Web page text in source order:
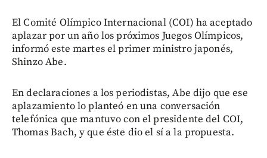
El Comité Olímpico Internacional (COI) ha aceptado
aplazar por un año los próximos Juegos Olímpicos,
informó este martes el primer ministro japonés,
Shinzo Abe.
En declaraciones a los periodistas, Abe dijo que ese
aplazamiento lo planteó en una conversación
telefónica que mantuvo con el presidente del COI,
Thomas Bach, y que éste dio el sí a la propuesta.